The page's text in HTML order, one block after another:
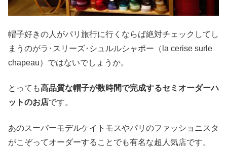
帽子好きの人がパリ旅行に行くならば絶対チェックしてし
まうのがラ･スリーズ･シュルルシャポー（la cerise surle
chapeau）ではないでしょうか。
とっても高品質な帽子が数時間で完成するセミオーダーハ
ットのお店です。
あのスーパーモデルケイトモスやパリのファッショニスタ
がこぞってオーダーすることでも有名な超人気店です。